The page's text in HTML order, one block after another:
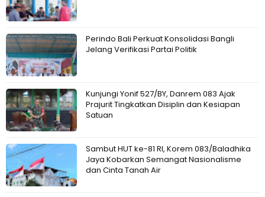
Perindo Bali Perkuat Konsolidasi Bangli
Jelang Verifikasi Partai Politik
Kunjungi Yonif 527/BY, Danrem 083 Ajak
Prajurit Tingkatkan Disiplin dan Kesiapan
Satuan
Sambut HUT ke-81 RI, Korem 083/Baladhika
Jaya Kobarkan Semangat Nasionalisme
dan Cinta Tanah Air